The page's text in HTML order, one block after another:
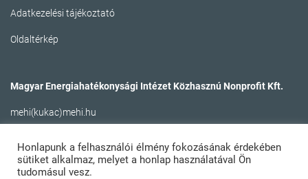
Adatkezelési tájékoztató
Oldaltérkép
Magyar Energiahatékonysági Intézet Közhasznú Nonprofit Kft.
mehi(kukac)mehi.hu
Honlapunk a felhasználói élmény fokozásának érdekében
sütiket alkalmaz, melyet a honlap használatával Ön
tudomásul vesz.